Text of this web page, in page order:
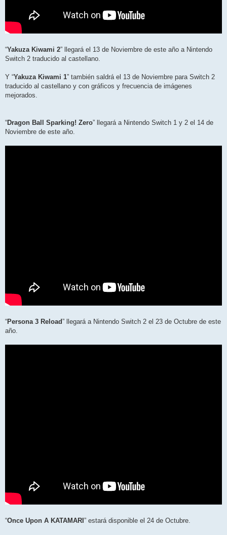
“Yakuza Kiwami 2” llegará el 13 de Noviembre de este año a Nintendo
Switch 2 traducido al castellano.
Y “Yakuza Kiwami 1” también saldrá el 13 de Noviembre para Switch 2
traducido al castellano y con gráficos y frecuencia de imágenes
mejorados.
“Dragon Ball Sparking! Zero” llegará a Nintendo Switch 1 y 2 el 14 de
Noviembre de este año.
“Persona 3 Reload” llegará a Nintendo Switch 2 el 23 de Octubre de este
año.
“Once Upon A KATAMARI” estará disponible el 24 de Octubre.